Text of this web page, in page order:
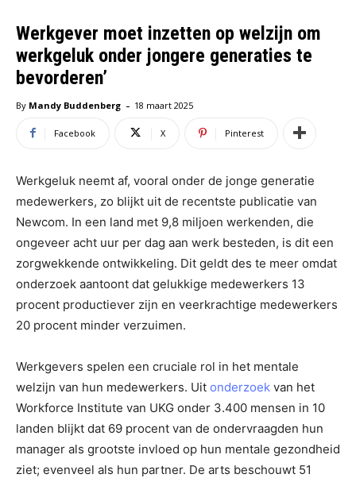
Werkgever moet inzetten op welzijn om
werkgeluk onder jongere generaties te
bevorderen’
By Mandy Buddenberg - 18 maart 2025
Facebook X Pinterest
Werkgeluk neemt af, vooral onder de jonge generatie
medewerkers, zo blijkt uit de recentste publicatie van
Newcom. In een land met 9,8 miljoen werkenden, die
ongeveer acht uur per dag aan werk besteden, is dit een
zorgwekkende ontwikkeling. Dit geldt des te meer omdat
onderzoek aantoont dat gelukkige medewerkers 13
procent productiever zijn en veerkrachtige medewerkers
20 procent minder verzuimen.
Werkgevers spelen een cruciale rol in het mentale
welzijn van hun medewerkers. Uit onderzoek van het
Workforce Institute van UKG onder 3.400 mensen in 10
landen blijkt dat 69 procent van de ondervraagden hun
manager als grootste invloed op hun mentale gezondheid
ziet; evenveel als hun partner. De arts beschouwt 51